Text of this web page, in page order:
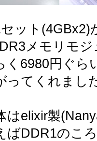
ット(4GBx2)
メモリモ
く6980円ぐら
ってくれまし
はelixir製
ばDDR1のこ